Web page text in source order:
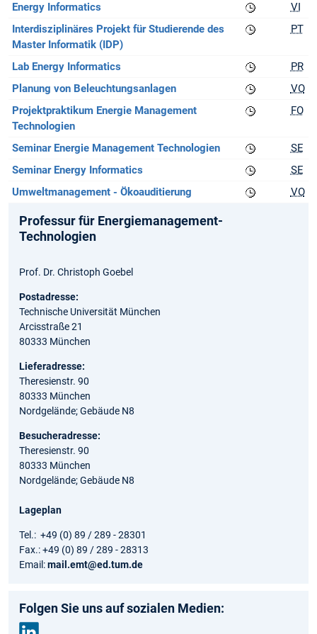
Energy Informatics
VI
Interdisziplinäres Projekt für Studierende des
Master Informatik (IDP)
PT
Lab Energy Informatics
PR
Planung von Beleuchtungsanlagen
VO
Projektpraktikum Energie Management
Technologien
FO
Seminar Energie Management Technologien
SE
Seminar Energy Informatics
SE
Umweltmanagement - Ökoauditierung
VO
Professur für Energiemanagement-
Technologien
Prof. Dr. Christoph Goebel
Postadresse:
Technische Universität München
Arcisstraße 21
80333 München
Lieferadresse:
Theresienstr. 90
80333 München
Nordgelände; Gebäude N8
Besucheradresse:
Theresienstr. 90
80333 München
Nordgelände; Gebäude N8
Lageplan
Tel.: +49 (0) 89 / 289 - 28301
Fax.: +49 (0) 89 / 289 - 28313
Email:mail.emt@ed.tum.de
Folgen Sie uns auf sozialen Medien: